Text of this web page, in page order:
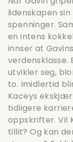
lidenskapen
spenninger.
en intens
innser at
utvikler seg,
to. Imidlertid
Kaceys
tidligere
oppskrifter. Vil
tillit? Og kan